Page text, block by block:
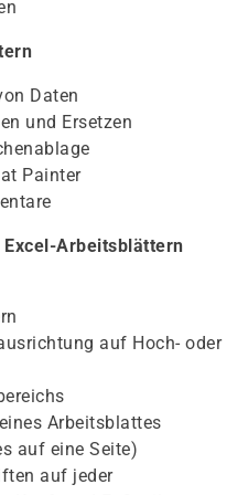
Daten
und Ersetzen
Painter
Arbeitsblättern
auf Hoch- oder
Arbeitsblattes
auf eine Seite)
auf jeder